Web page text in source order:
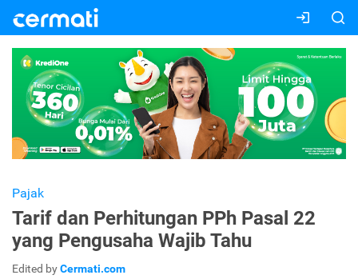
Pajak
Tarif dan Perhitungan PPh Pasal 22
yang Pengusaha Wajib Tahu
Edited byCermati.com